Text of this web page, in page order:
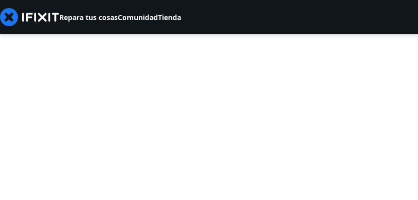
Repara tus cosasComunidadTienda